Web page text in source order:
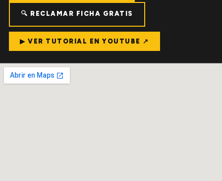
🔍 RECLAMAR FICHA GRATIS
▶ VER TUTORIAL EN YOUTUBE ↗